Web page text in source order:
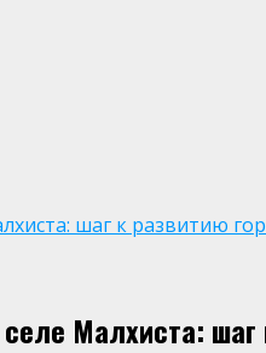
шаг к развитию
Малхиста: шаг